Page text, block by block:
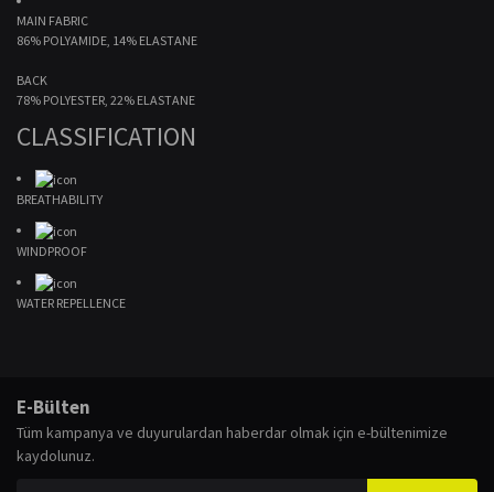
MAIN FABRIC
86% POLYAMIDE, 14% ELASTANE
BACK
78% POLYESTER, 22% ELASTANE
CLASSIFICATION
BREATHABILITY
WINDPROOF
WATER REPELLENCE
iletebilirsiniz.
Görüş ve önerileriniz için teşekkür ederiz.
E-Bülten
Tüm kampanya ve duyurulardan haberdar olmak için e-bültenimize
kaydolunuz.